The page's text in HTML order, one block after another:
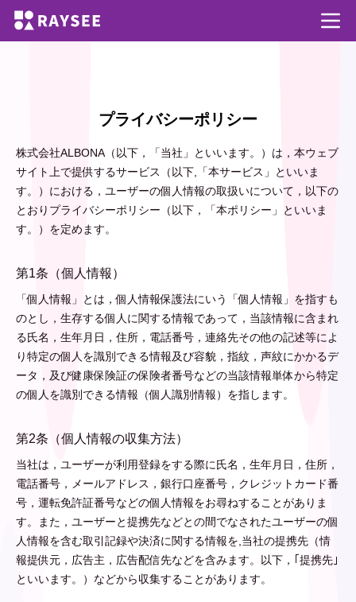
プライバシーポリシー
株式会社ALBONA（以下，「当社」といいます。）は，本ウェブ
サイト上で提供するサービス（以下,「本サービス」といいま
す。）における，ユーザーの個人情報の取扱いについて，以下の
とおりプライバシーポリシー（以下，「本ポリシー」といいま
す。）を定めます。
第1条（個人情報）
「個人情報」とは，個人情報保護法にいう「個人情報」を指すも
のとし，生存する個人に関する情報であって，当該情報に含まれ
る氏名，生年月日，住所，電話番号，連絡先その他の記述等によ
り特定の個人を識別できる情報及び容貌，指紋，声紋にかかるデ
ータ，及び健康保険証の保険者番号などの当該情報単体から特定
の個人を識別できる情報（個人識別情報）を指します。
第2条（個人情報の収集方法）
当社は，ユーザーが利用登録をする際に氏名，生年月日，住所，
電話番号，メールアドレス，銀行口座番号，クレジットカード番
号，運転免許証番号などの個人情報をお尋ねすることがありま
す。また，ユーザーと提携先などとの間でなされたユーザーの個
人情報を含む取引記録や決済に関する情報を,当社の提携先（情
報提供元，広告主，広告配信先などを含みます。以下，｢提携先｣
といいます。）などから収集することがあります。